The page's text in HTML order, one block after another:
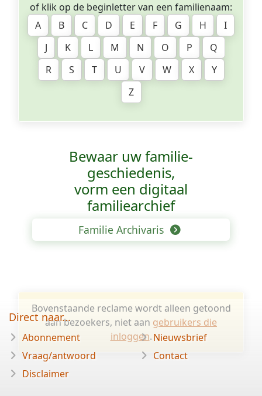
of klik op de beginletter van een familienaam:
A
B C D E F G H
I
J
K L M N O P
Q
R
S T U V W X
Y
Z
Bewaar uw familie­
geschiedenis,
vorm een digitaal
familiearchief
Familie Archivaris
Bovenstaande reclame wordt alleen getoond
aan bezoekers, niet aan gebruikers die
inloggen.
Direct naar...
Abonnement
Vraag/antwoord
Disclaimer
Nieuwsbrief
Contact